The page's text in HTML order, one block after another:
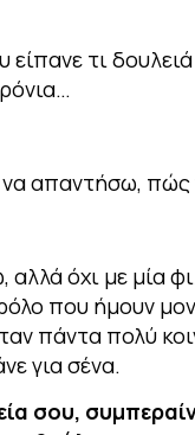
τι
απαντήσω,
όχι με μία
που ήμουν
πάντα πολύ
για σένα.
σου,